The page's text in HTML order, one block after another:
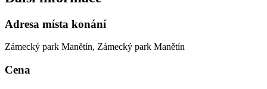
Adresa místa konání
Zámecký park Manětín, Zámecký park Manětín
Cena